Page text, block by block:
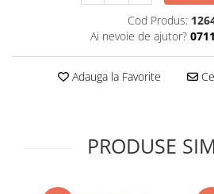
Supliment Vitamina B
Supliment Vitamina C
Supliment Vitamina D3
Supliment Vitamina E
Tuse gat si respiratie
Cod Produs:
Ai nevoie de ajutor?
Adauga la Favorite
PRODUSE